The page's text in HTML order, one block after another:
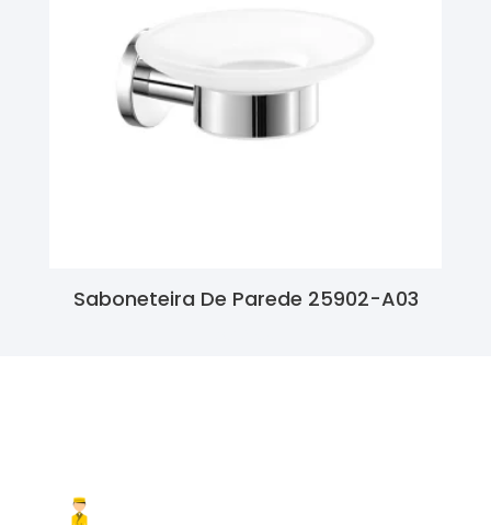
Saboneteira De Parede 25902-A03